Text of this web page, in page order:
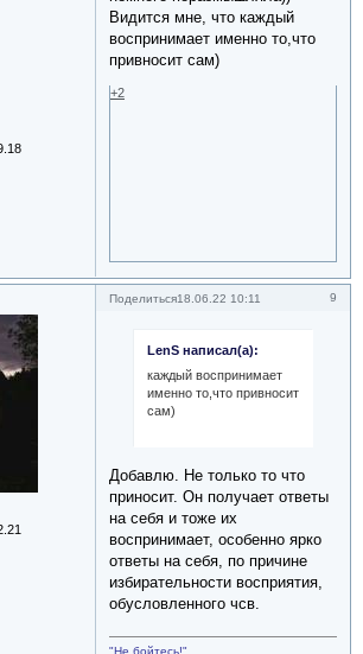
Видится мне, что каждый
воспринимает именно то,что
привносит сам)
+2
Поделиться 9
18.06.22 10:11
LenS написал(а):
каждый воспринимает
именно то,что привносит
сам)
Добавлю. Не только то что
приносит. Он получает ответы
на себя и тоже их
воспринимает, особенно ярко
ответы на себя, по причине
избирательности восприятия,
обусловленного чсв.